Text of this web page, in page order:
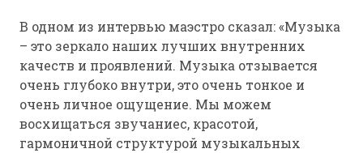
В одном из интервью маэстро сказал: «Музыка
– это зеркало наших лучших внутренних
качеств и проявлений. Музыка отзывается
очень глубоко внутри, это очень тонкое и
очень личное ощущение. Мы можем
восхищаться звучаниес, красотой,
гармоничной структурой музыкальных